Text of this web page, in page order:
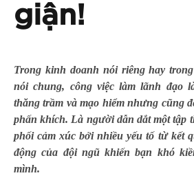
giận!
Trong kinh doanh nói riêng hay
nói chung, công việc làm lãnh đạo
thăng trầm và mạo hiểm nhưng cũng
phấn khích. Là người dẫn dắt một tập
phối cảm xúc bởi nhiều yếu tố từ kết
động của đội ngũ khiến bạn khó
mình.